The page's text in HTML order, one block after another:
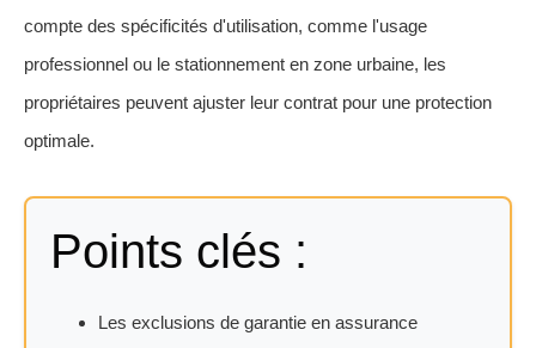
compte des spécificités d'utilisation, comme l'usage
professionnel ou le stationnement en zone urbaine, les
propriétaires peuvent ajuster leur contrat pour une protection
optimale.
Points clés :
Les exclusions de garantie en assurance